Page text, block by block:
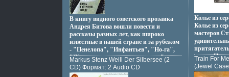
В книгу видного советского прозаика
Андрея Битова вошли повести и
рассказы разных лет, как широко
известные в нашей стране и за рубежом
- "Пенелопа", "Инфантьев", "Но-га",
"Жваъднизнь в ветреную погоду" и др,
так и впервые включаемые в книжное
издание - "Автобус", "Записки из-за
Markus Stenz Weill Der Silbersee (2
CD) Формат: 2 Audio CD
Дистрибьютор: RCA Red Seal
Колье из
Колье из
мастеров
линии
женщин,
свою
Train For
(Jewel
BMG